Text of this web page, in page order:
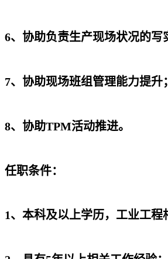
6、协助负责生产现场状况的写
7、协助现场班组管理能力提升；
8、协助TPM活动推进。
任职条件：
1、本科及以上学历，工业工程